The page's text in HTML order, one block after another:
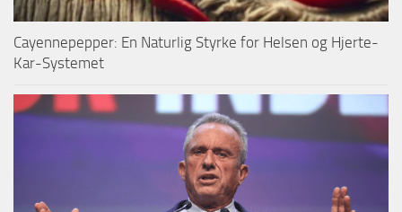
Cayennepepper: En Naturlig Styrke for Helsen og Hjerte-
Kar-Systemet